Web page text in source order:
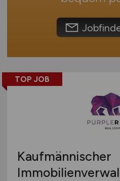
International
TOP JOB
Kaufmännischer